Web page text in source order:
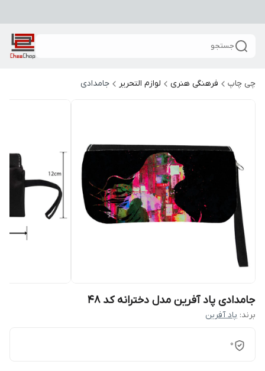
جستجو
چی چاپ فرهنگی هنری لوازم التحریر جامدادی
جامدادی پاد آفرین مدل دخترانه کد 48
برند: پاد آفرین
0